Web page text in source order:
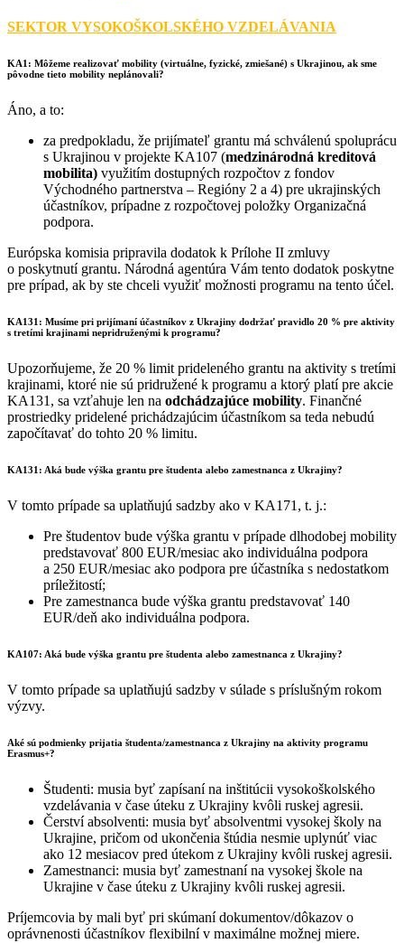
SEKTOR VYSOKOŠKOLSKÉHO VZDELÁVANIA
KA1: Môžeme realizovať mobility (virtuálne, fyzické, zmiešané) s Ukrajinou, ak sme
pôvodne tieto mobility neplánovali?
Áno, a to:
za predpokladu, že prijímateľ grantu má schválenú spoluprácu
s Ukrajinou v projekte KA107 (medzinárodná kreditová
mobilita) využitím dostupných rozpočtov z fondov
Východného partnerstva – Regióny 2 a 4) pre ukrajinských
účastníkov, prípadne z rozpočtovej položky Organizačná
podpora.
Európska komisia pripravila dodatok k Prílohe II zmluvy
o poskytnutí grantu. Národná agentúra Vám tento dodatok poskytne
pre prípad, ak by ste chceli využiť možnosti programu na tento účel.
KA131: Musíme pri prijímaní účastníkov z Ukrajiny dodržať pravidlo 20 % pre aktivity
s tretími krajinami nepridruženými k programu?
Upozorňujeme, že 20 % limit prideleného grantu na aktivity s tretími
krajinami, ktoré nie sú pridružené k programu a ktorý platí pre akcie
KA131, sa vzťahuje len na odchádzajúce mobility. Finančné
prostriedky pridelené prichádzajúcim účastníkom sa teda nebudú
započítavať do tohto 20 % limitu.
KA131: Aká bude výška grantu pre študenta alebo zamestnanca z Ukrajiny?
V tomto prípade sa uplatňujú sadzby ako v KA171, t. j.:
Pre študentov bude výška grantu v prípade dlhodobej mobility
predstavovať 800 EUR/mesiac ako individuálna podpora
a 250 EUR/mesiac ako podpora pre účastníka s nedostatkom
príležitostí;
Pre zamestnanca bude výška grantu predstavovať 140
EUR/deň ako individuálna podpora.
KA107: Aká bude výška grantu pre študenta alebo zamestnanca z Ukrajiny?
V tomto prípade sa uplatňujú sadzby v súlade s príslušným rokom
výzvy.
Aké sú podmienky prijatia študenta/zamestnanca z Ukrajiny na aktivity programu
Erasmus+?
Študenti: musia byť zapísaní na inštitúcii vysokoškolského
vzdelávania v čase úteku z Ukrajiny kvôli ruskej agresii.
Čerství absolventi: musia byť absolventmi vysokej školy na
Ukrajine, pričom od ukončenia štúdia nesmie uplynúť viac
ako 12 mesiacov pred útekom z Ukrajiny kvôli ruskej agresii.
Zamestnanci: musia byť zamestnaní na vysokej škole na
Ukrajine v čase úteku z Ukrajiny kvôli ruskej agresii.
Príjemcovia by mali byť pri skúmaní dokumentov/dôkazov o
oprávnenosti účastníkov flexibilní v maximálne možnej miere.